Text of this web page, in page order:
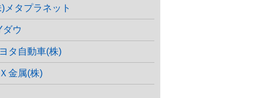
メタプラネット
ダウ
タ自動車(株)
金属(株)